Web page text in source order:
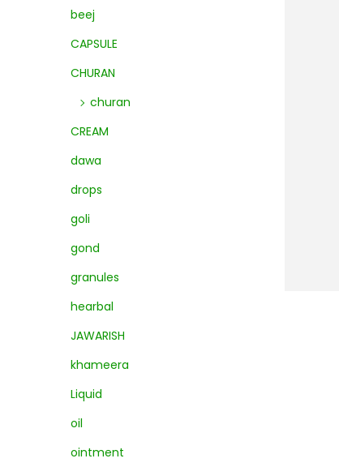
beej
CAPSULE
CHURAN
churan
CREAM
dawa
drops
goli
gond
granules
hearbal
JAWARISH
khameera
Liquid
oil
ointment